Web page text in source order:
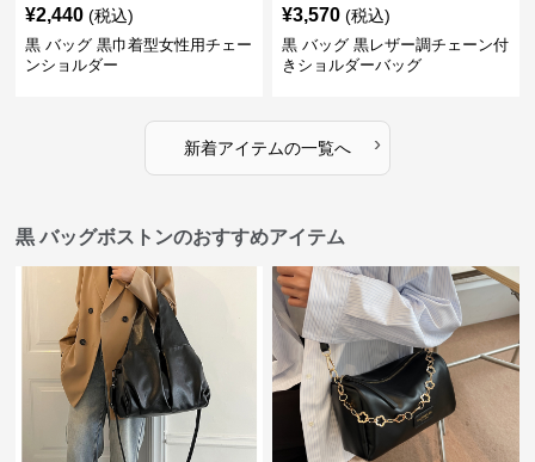
¥2,440 (税込)
黒 バッグ 黒巾着型女性用チェー
ンショルダー
¥3,570 (税込)
黒 バッグ 黒レザー調チェーン付
きショルダーバッグ
新着アイテムの一覧へ ›
黒 バッグボストンのおすすめアイテム